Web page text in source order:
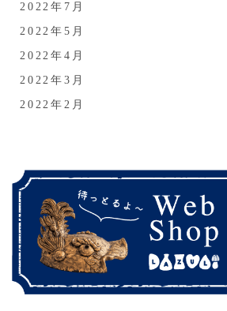
2022年7月
2022年5月
2022年4月
2022年3月
2022年2月